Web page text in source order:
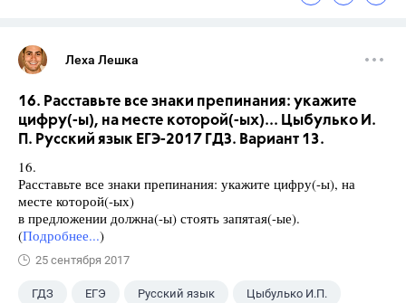
Леха Лешка
16. Расставьте все знаки препинания: укажите
цифру(-ы), на месте которой(-ых)... Цыбулько И.
П. Русский язык ЕГЭ-2017 ГДЗ. Вариант 13.
16.
Расставьте все знаки препинания: укажите цифру(-ы), на
месте которой(-ых)
в предложении должна(-ы) стоять запятая(-ые).
(Подробнее...)
25 сентября 2017
ГДЗ ЕГЭ Русский язык Цыбулько И.П.